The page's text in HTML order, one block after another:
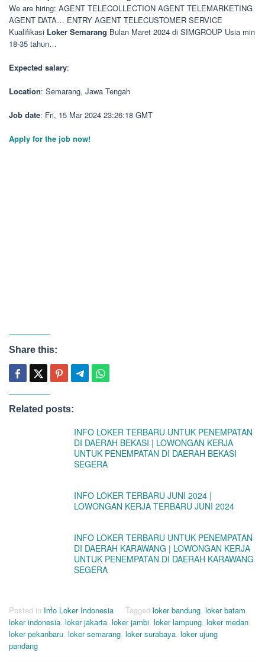
We are hiring: AGENT TELECOLLECTION AGENT TELEMARKETING
AGENT DATA… ENTRY AGENT TELECUSTOMER SERVICE
Kualifikasi Loker Semarang Bulan Maret 2024 di SIMGROUP Usia min
18-35 tahun…
Expected salary:
Location: Semarang, Jawa Tengah
Job date: Fri, 15 Mar 2024 23:26:18 GMT
Apply for the job now!
Share this:
Related posts:
INFO LOKER TERBARU UNTUK PENEMPATAN
DI DAERAH BEKASI | LOWONGAN KERJA
UNTUK PENEMPATAN DI DAERAH BEKASI
SEGERA
INFO LOKER TERBARU JUNI 2024 |
LOWONGAN KERJA TERBARU JUNI 2024
INFO LOKER TERBARU UNTUK PENEMPATAN
DI DAERAH KARAWANG | LOWONGAN KERJA
UNTUK PENEMPATAN DI DAERAH KARAWANG
SEGERA
Posted in Info Loker Indonesia Tagged loker bandung, loker batam,
loker indonesia, loker jakarta, loker jambi, loker lampung, loker medan,
loker pekanbaru, loker semarang, loker surabaya, loker ujung
pandang